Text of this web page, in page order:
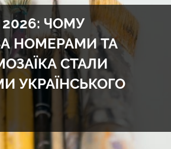
2026: ЧОМУ
НОМЕРАМИ ТА
СТАЛИ
УКРАЇНСЬКОГО